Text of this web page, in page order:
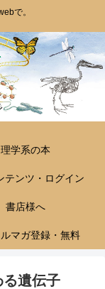
で。
理学系の本
テンツ・ログイン
書店様へ
マガ登録・無料
遺伝子